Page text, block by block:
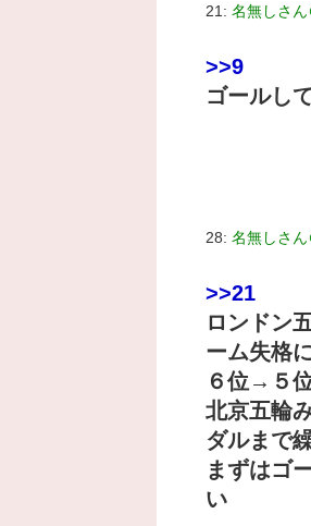
21: 名無しさ
>>9
ゴールし
28: 名無しさ
>>21
ロンドン
ーム失格
６位→５
北京五輪
ダルまで
まずはゴ
い